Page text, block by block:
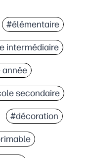
#élémentaire
intermédiaire
année
secondaire
#décoration